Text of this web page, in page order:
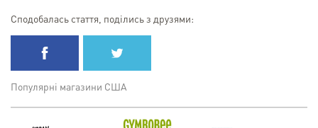
Сподобалась стаття, поділись з друзями:
Популярні магазини США